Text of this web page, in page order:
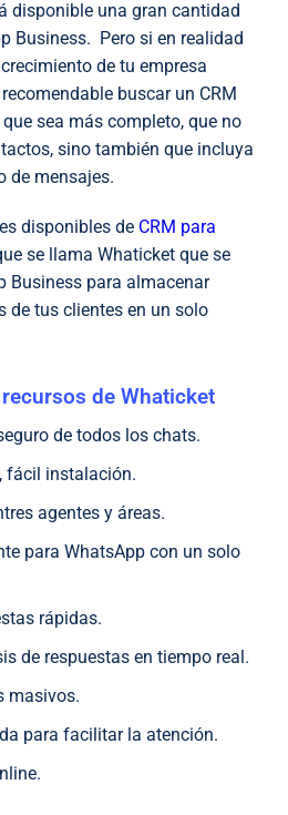
disponible una gran cantidad
Business. Pero si en realidad
de tu empresa
buscar un CRM
sea más completo, que no
sino también que incluya
de mensajes.
disponibles de CRM para
se llama Whaticket que se
Business para almacenar
de tus clientes en un solo
de Whaticket
de todos los chats.
fácil instalación.
agentes y áreas.
para WhatsApp con un solo
rápidas.
de respuestas en tiempo real.
masivos.
para facilitar la atención.